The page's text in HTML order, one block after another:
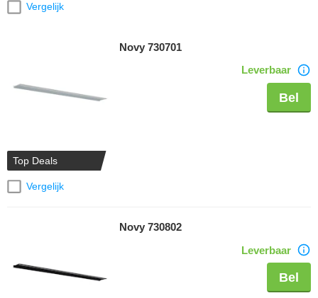
Vergelijk
Top Deals
Vergelijk
Novy 730701
Leverbaar
Bel
Novy 730802
Leverbaar
Bel